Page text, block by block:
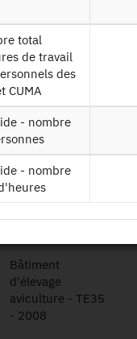
d'élevage
aviculture - TE11
- 2008
Bâtiment
d'élevage
aviculture - TE12
- 2008
Bâtiment
Bâtiment
d'élevage
aviculture - TE35
- 2008
de travail
des
CUMA